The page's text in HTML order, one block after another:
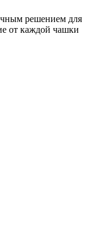
решением для
от каждой чашки